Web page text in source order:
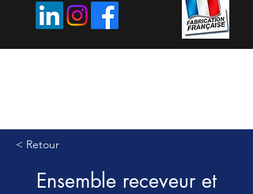
< Retour
Ensemble receveur et